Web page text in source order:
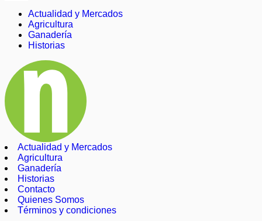
Actualidad y Mercados
Agricultura
Ganadería
Historias
Actualidad y Mercados
Agricultura
Ganadería
Historias
Contacto
Quienes Somos
Términos y condiciones